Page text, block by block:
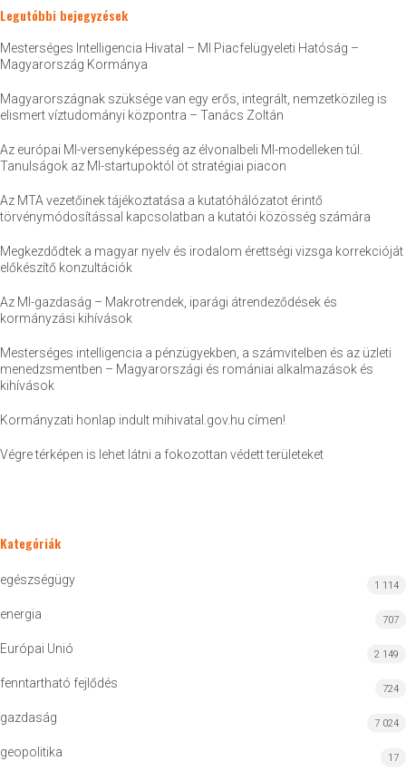
Legutóbbi bejegyzések
Mesterséges Intelligencia Hivatal – MI Piacfelügyeleti Hatóság –
Magyarország Kormánya
Magyarországnak szüksége van egy erős, integrált, nemzetközileg is
elismert víztudományi központra – Tanács Zoltán
Az európai MI-versenyképesség az élvonalbeli MI-modelleken túl.
Tanulságok az MI-startupoktól öt stratégiai piacon
Az MTA vezetőinek tájékoztatása a kutatóhálózatot érintő
törvénymódosítással kapcsolatban a kutatói közösség számára
Megkezdődtek a magyar nyelv és irodalom érettségi vizsga korrekcióját
előkészítő konzultációk
Az MI-gazdaság – Makrotrendek, iparági átrendeződések és
kormányzási kihívások
Mesterséges intelligencia a pénzügyekben, a számvitelben és az üzleti
menedzsmentben – Magyarországi és romániai alkalmazások és
kihívások
Kormányzati honlap indult mihivatal.gov.hu címen!
Végre térképen is lehet látni a fokozottan védett területeket
Kategóriák
egészségügy 1 114
energia 707
Európai Unió 2 149
fenntartható fejlődés 724
gazdaság 7 024
geopolitika 17